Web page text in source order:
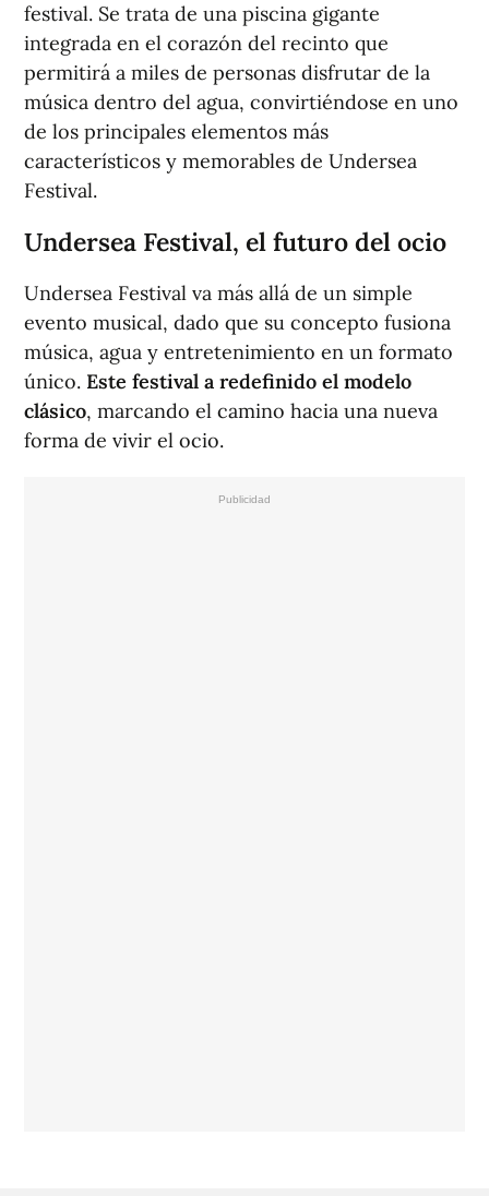
festival. Se trata de una piscina gigante
integrada en el corazón del recinto que
permitirá a miles de personas disfrutar de la
música dentro del agua, convirtiéndose en uno
de los principales elementos más
característicos y memorables de Undersea
Festival.
Undersea Festival, el futuro del ocio
Undersea Festival va más allá de un simple
evento musical, dado que su concepto fusiona
música, agua y entretenimiento en un formato
único. Este festival a redefinido el modelo
clásico, marcando el camino hacia una nueva
forma de vivir el ocio.